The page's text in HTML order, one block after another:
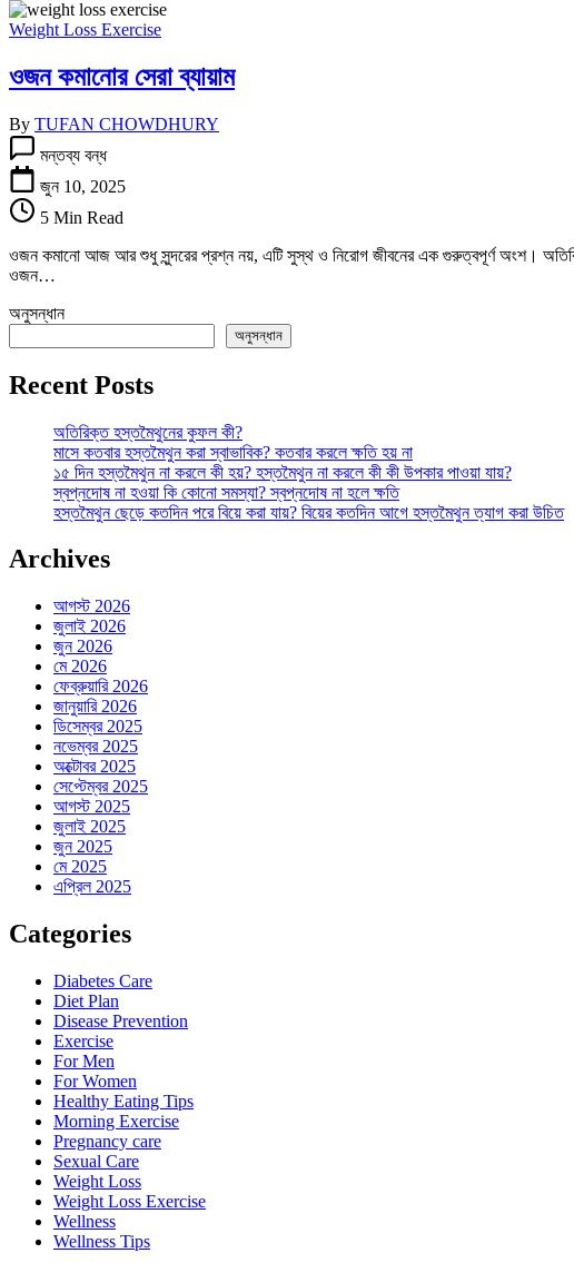
Weight Loss Exercise
ওজন কমানোর সেরা ব্যায়াম
By TUFAN CHOWDHURY
কমানোর
সেরা
ব্যায়াম
তে
মন্তব্য বন্ধ
জুন 10, 2025
5 Min Read
ওজন কমানো আজ আর শুধু সুন্দরের প্রশ্ন নয়, এটি সুস্থ ও নিরোগ জীবনের এক গুরুত্বপূর্ণ অংশ।
ওজন…
অনুসন্ধান
অনুসন্ধান
Recent Posts
অতিরিক্ত হস্তমৈথুনের কুফল কী?
মাসে কতবার হস্তমৈথুন করা স্বাভাবিক? কতবার করলে ক্ষতি হয় না
১৫ দিন হস্তমৈথুন না করলে কী হয়? হস্তমৈথুন না করলে কী কী উপকার পাওয়া যায়?
স্বপ্নদোষ না হওয়া কি কোনো সমস্যা? স্বপ্নদোষ না হলে ক্ষতি
হস্তমৈথুন ছেড়ে কতদিন পরে বিয়ে করা যায়? বিয়ের কতদিন আগে হস্তমৈথুন ত্যাগ করা উচিত
Archives
আগস্ট 2026
জুলাই 2026
জুন 2026
মে 2026
ফেব্রুয়ারি 2026
জানুয়ারি 2026
ডিসেম্বর 2025
নভেম্বর 2025
অক্টোবর 2025
সেপ্টেম্বর 2025
আগস্ট 2025
জুলাই 2025
জুন 2025
মে 2025
এপ্রিল 2025
Categories
Diabetes Care
Diet Plan
Disease Prevention
Exercise
For Men
For Women
Healthy Eating Tips
Morning Exercise
Pregnancy care
Sexual Care
Weight Loss
Weight Loss Exercise
Wellness
Wellness Tips